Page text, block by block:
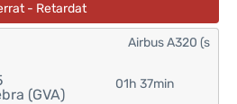
- Retardat
(GVA)
01h 37min
Airbus A320 (s